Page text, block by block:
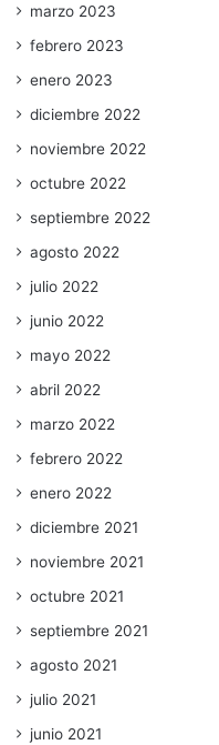
marzo 2023
febrero 2023
enero 2023
diciembre 2022
noviembre 2022
octubre 2022
septiembre 2022
agosto 2022
julio 2022
junio 2022
mayo 2022
abril 2022
marzo 2022
febrero 2022
enero 2022
diciembre 2021
noviembre 2021
octubre 2021
septiembre 2021
agosto 2021
julio 2021
junio 2021